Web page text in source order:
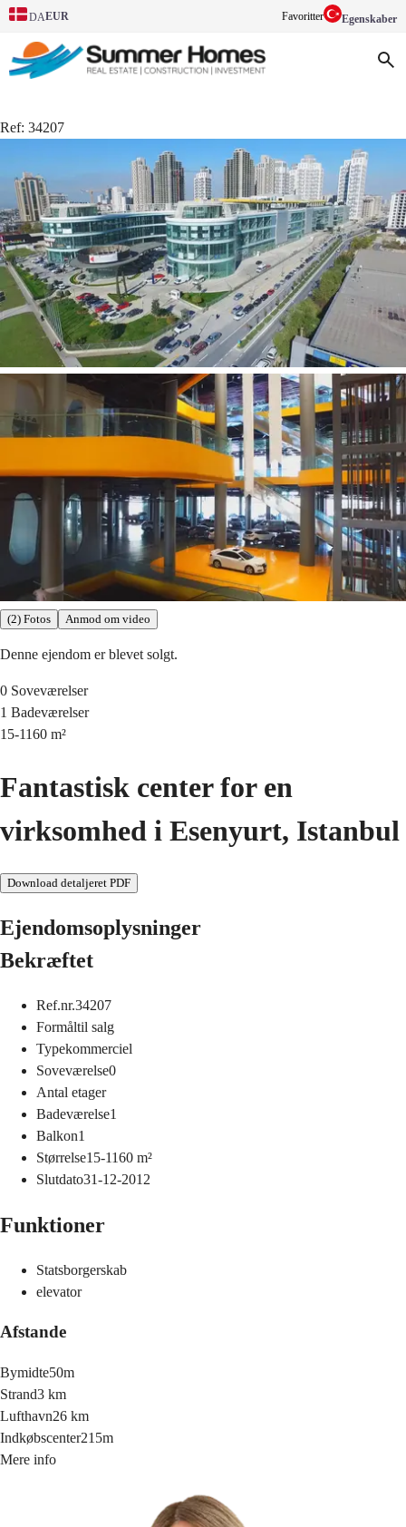
DAEUR Favoritter Egenskaber
Ref: 34207
(2) Fotos Anmod om video
Denne ejendom er blevet solgt.
0 Soveværelser
1 Badeværelser
15-1160 m²
Fantastisk center for en
virksomhed i Esenyurt, Istanbul
Download detaljeret PDF
Ejendomsoplysninger
Bekræftet
Ref.nr.34207
Formåltil salg
Typekommerciel
Soveværelse0
Antal etager
Badeværelse1
Balkon1
Størrelse15-1160 m²
Slutdato31-12-2012
Funktioner
Statsborgerskab
elevator
Afstande
Bymidte50m
Strand3 km
Lufthavn26 km
Indkøbscenter215m
Mere info